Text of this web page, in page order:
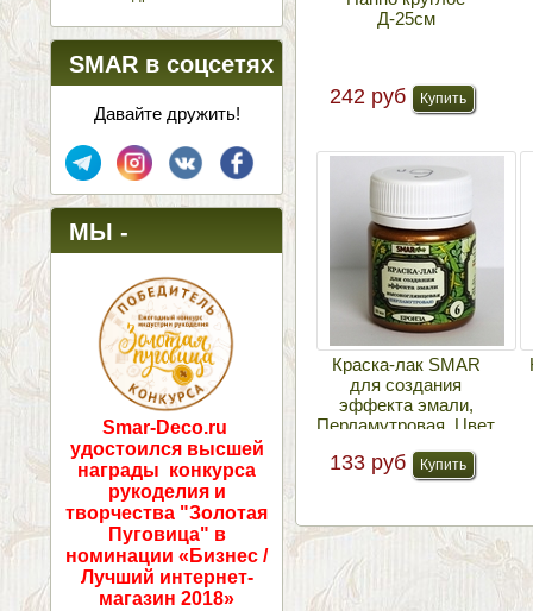
SMAR в соцсетях
Давайте дружить!
МЫ -
ПОБЕДИТЕЛИ!
Smar-Deco.ru
удостоился высшей
награды конкурса
рукоделия и
творчества "Золотая
Пуговица" в
номинации «Бизнес /
Лучший интернет-
магазин 2018»
Д-25см
242 руб
Краска-лак SMAR
для создания
эффекта эмали,
Перламутровая. Цвет
133 руб